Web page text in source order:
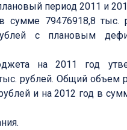
период 2011 и
79476918,8 тыс.
с плановым
на 2011 год
рублей. Общий объем
и на 2012 год в